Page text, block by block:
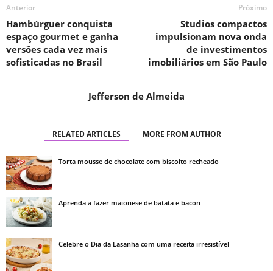
Anterior
Hambúrguer conquista
espaço gourmet e ganha
versões cada vez mais
sofisticadas no Brasil
Próximo
Studios compactos
impulsionam nova onda
de investimentos
imobiliários em São Paulo
Jefferson de Almeida
RELATED ARTICLES MORE FROM AUTHOR
Torta mousse de chocolate com biscoito recheado
Aprenda a fazer maionese de batata e bacon
Celebre o Dia da Lasanha com uma receita irresistível